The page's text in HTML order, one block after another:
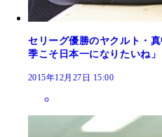
セリーグ優勝のヤクルト・
季こそ日本一になりたいね」
2015年12月27日 15:00